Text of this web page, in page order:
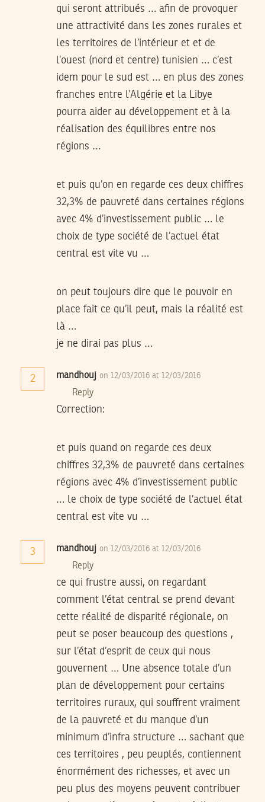
qui seront attribués … afin de provoquer
une attractivité dans les zones rurales et
les territoires de l’intérieur et et de
l’ouest (nord et centre) tunisien … c’est
idem pour le sud est … en plus des zones
franches entre l’Algérie et la Libye
pourra aider au développement et à la
réalisation des équilibres entre nos
régions …
et puis qu’on en regarde ces deux chiffres
32,3% de pauvreté dans certaines régions
avec 4% d’investissement public … le
choix de type société de l’actuel état
central est vite vu …
on peut toujours dire que le pouvoir en
place fait ce qu’il peut, mais la réalité est
là …
je ne dirai pas plus …
2 mandhouj on 12/03/2016 at 12/03/2016
Reply
Correction:
et puis quand on regarde ces deux
chiffres 32,3% de pauvreté dans certaines
régions avec 4% d’investissement public
… le choix de type société de l’actuel état
central est vite vu …
3 mandhouj on 12/03/2016 at 12/03/2016
Reply
ce qui frustre aussi, on regardant
comment l’état central se prend devant
cette réalité de disparité régionale, on
peut se poser beaucoup des questions ,
sur l’état d’esprit de ceux qui nous
gouvernent … Une absence totale d’un
plan de développement pour certains
territoires ruraux, qui souffrent vraiment
de la pauvreté et du manque d’un
minimum d’infra structure … sachant que
ces territoires , peu peuplés, contiennent
énormément des richesses, et avec un
peu plus des moyens peuvent contribuer